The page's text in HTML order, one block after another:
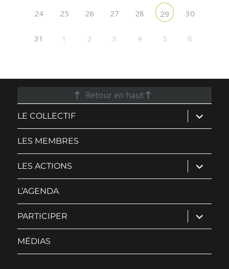
24 25 26 27 28 29 30
31 1 2 3 4 5 6
Retour en haut
LE COLLECTIF ouvrir
le
sous-
LES MEMBRES
LES ACTIONS ouvrir
le
sous-
L’AGENDA
PARTICIPER ouvrir
le
sous-
MÉDIAS